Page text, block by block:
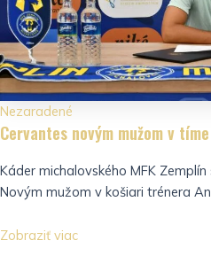
Nezaradené
Cervantes novým mužom v tíme
Káder michalovského MFK
Novým mužom v košiari trénera
Zobraziť viac